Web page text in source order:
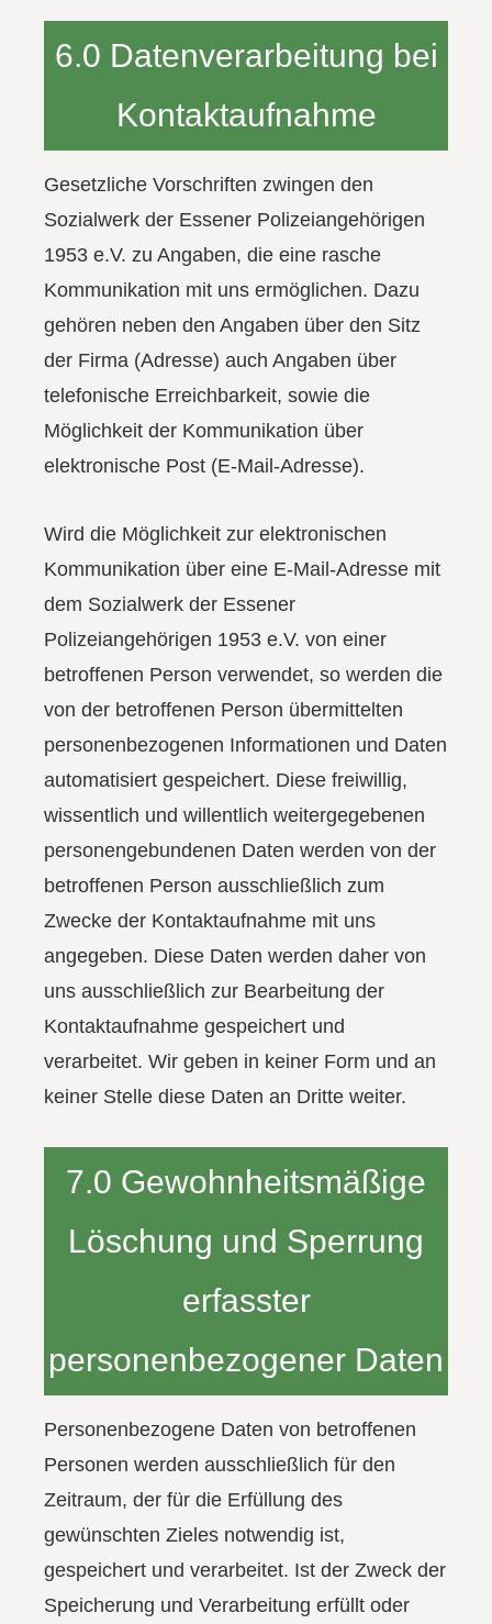
6.0 Datenverarbeitung bei
Kontaktaufnahme
Gesetzliche Vorschriften zwingen den
Sozialwerk der Essener Polizeiangehörigen
1953 e.V. zu Angaben, die eine rasche
Kommunikation mit uns ermöglichen. Dazu
gehören neben den Angaben über den Sitz
der Firma (Adresse) auch Angaben über
telefonische Erreichbarkeit, sowie die
Möglichkeit der Kommunikation über
elektronische Post (E-Mail-Adresse).
Wird die Möglichkeit zur elektronischen
Kommunikation über eine E-Mail-Adresse mit
dem Sozialwerk der Essener
Polizeiangehörigen 1953 e.V. von einer
betroffenen Person verwendet, so werden die
von der betroffenen Person übermittelten
personenbezogenen Informationen und Daten
automatisiert gespeichert. Diese freiwillig,
wissentlich und willentlich weitergegebenen
personengebundenen Daten werden von der
betroffenen Person ausschließlich zum
Zwecke der Kontaktaufnahme mit uns
angegeben. Diese Daten werden daher von
uns ausschließlich zur Bearbeitung der
Kontaktaufnahme gespeichert und
verarbeitet. Wir geben in keiner Form und an
keiner Stelle diese Daten an Dritte weiter.
7.0 Gewohnheitsmäßige
Löschung und Sperrung
erfasster
personenbezogener Daten
Personenbezogene Daten von betroffenen
Personen werden ausschließlich für den
Zeitraum, der für die Erfüllung des
gewünschten Zieles notwendig ist,
gespeichert und verarbeitet. Ist der Zweck der
Speicherung und Verarbeitung erfüllt oder